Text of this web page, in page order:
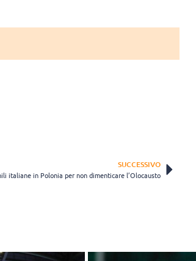
SUCCESSIVO
italiane in Polonia per non dimenticare l’Olocausto